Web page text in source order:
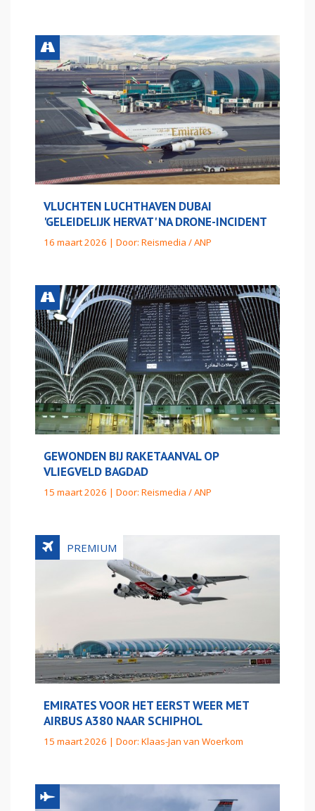
VLUCHTEN LUCHTHAVEN DUBAI
'GELEIDELIJK HERVAT' NA DRONE-INCIDENT
16 maart 2026 | Door: Reismedia / ANP
GEWONDEN BIJ RAKETAANVAL OP
VLIEGVELD BAGDAD
15 maart 2026 | Door: Reismedia / ANP
EMIRATES VOOR HET EERST WEER MET
AIRBUS A380 NAAR SCHIPHOL
15 maart 2026 | Door: Klaas-Jan van Woerkom